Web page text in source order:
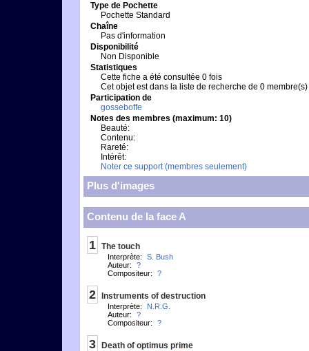
Type de Pochette
Pochette Standard
Chaîne
Pas d'information
Disponibilité
Non Disponible
Statistiques
Cette fiche a été consultée 0 fois
Cet objet est dans la liste de recherche de 0 membre(s)
Participation de
gosseboffe
Notes des membres (maximum: 10)
Beauté:
Contenu:
Rareté:
Intérêt:
Noter ce support (membres seulement)
Plus d'images
Contenu de la face A
1 The touch
Interprète:
S. Bush
Auteur:
?
Compositeur:
?
2 Instruments of destruction
Interprète:
N.R.G.
Auteur:
?
Compositeur:
?
3 Death of optimus prime